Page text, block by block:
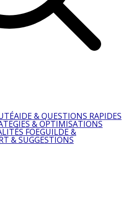
AIDE & QUESTIONS RAPIDES
& OPTIMISATIONS
FOEGUILDE &
& SUGGESTIONS